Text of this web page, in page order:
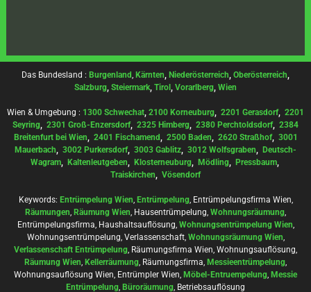
Das Bundesland : Burgenland, Kärnten, Niederösterreich, Oberösterreich,
Salzburg, Steiermark, Tirol , Vorarlberg, Wien
Wien & Umgebung : 1300 Schwechat, 2100 Korneuburg, 2201 Gerasdorf, 2201
Seyring, 2301 Groß-Enzersdorf, 2325 Himberg, 2380 Perchtoldsdorf, 2384
Breitenfurt bei Wien, 2401 Fischamend, 2500 Baden, 2620 Straßhof, 3001
Mauerbach, 3002 Purkersdorf, 3003 Gablitz, 3012 Wolfsgraben, Deutsch-
Wagram, Kaltenleutgeben, Klosterneuburg, Mödling, Pressbaum,
Traiskirchen, Vösendorf
Keywords: Entrümpelung Wien, Entrümpelung, Entrümpelungsfirma Wien,
Räumungen, Räumung Wien, Hausentrümpelung, Wohnungsräumung,
Entrümpelungsfirma, Haushaltsauflösung, Wohnungsentrümpelung Wien,
Wohnungsentrümpelung, Verlassenschaft, Wohnungsräumung Wien,
Verlassenschaft Entrümpelung, Räumungsfirma Wien, Wohnungsauflösung,
Räumung Wien, Kellerräumung, Räumungsfirma, Messieentrümpelung,
Wohnungsauflösung Wien, Entrümpler Wien, Möbel-Entruempelung, Messie
Entrümpelung, Büroräumung, Betriebsauflösung